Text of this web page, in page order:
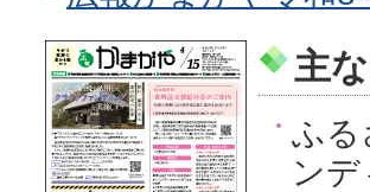
主
ふる
ン